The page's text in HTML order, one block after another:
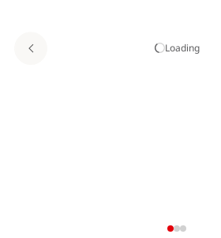
Loading